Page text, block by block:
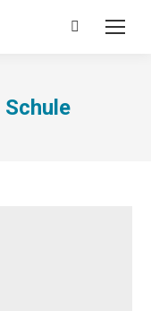
Search:
Schule